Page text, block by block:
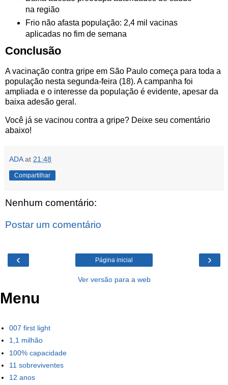
na região
Frio não afasta população: 2,4 mil vacinas
aplicadas no fim de semana
Conclusão
A vacinação contra gripe em São Paulo começa para toda a
população nesta segunda-feira (18). A campanha foi
ampliada e o interesse da população é evidente, apesar da
baixa adesão geral.
Você já se vacinou contra a gripe? Deixe seu comentário
abaixo!
ADA at 21:48
Compartilhar
Nenhum comentário:
Postar um comentário
‹ ›
Página inicial
Ver versão para a web
Menu
007 first light
1,1 milhão
100% capacidade
11 sobreviventes
12 anos